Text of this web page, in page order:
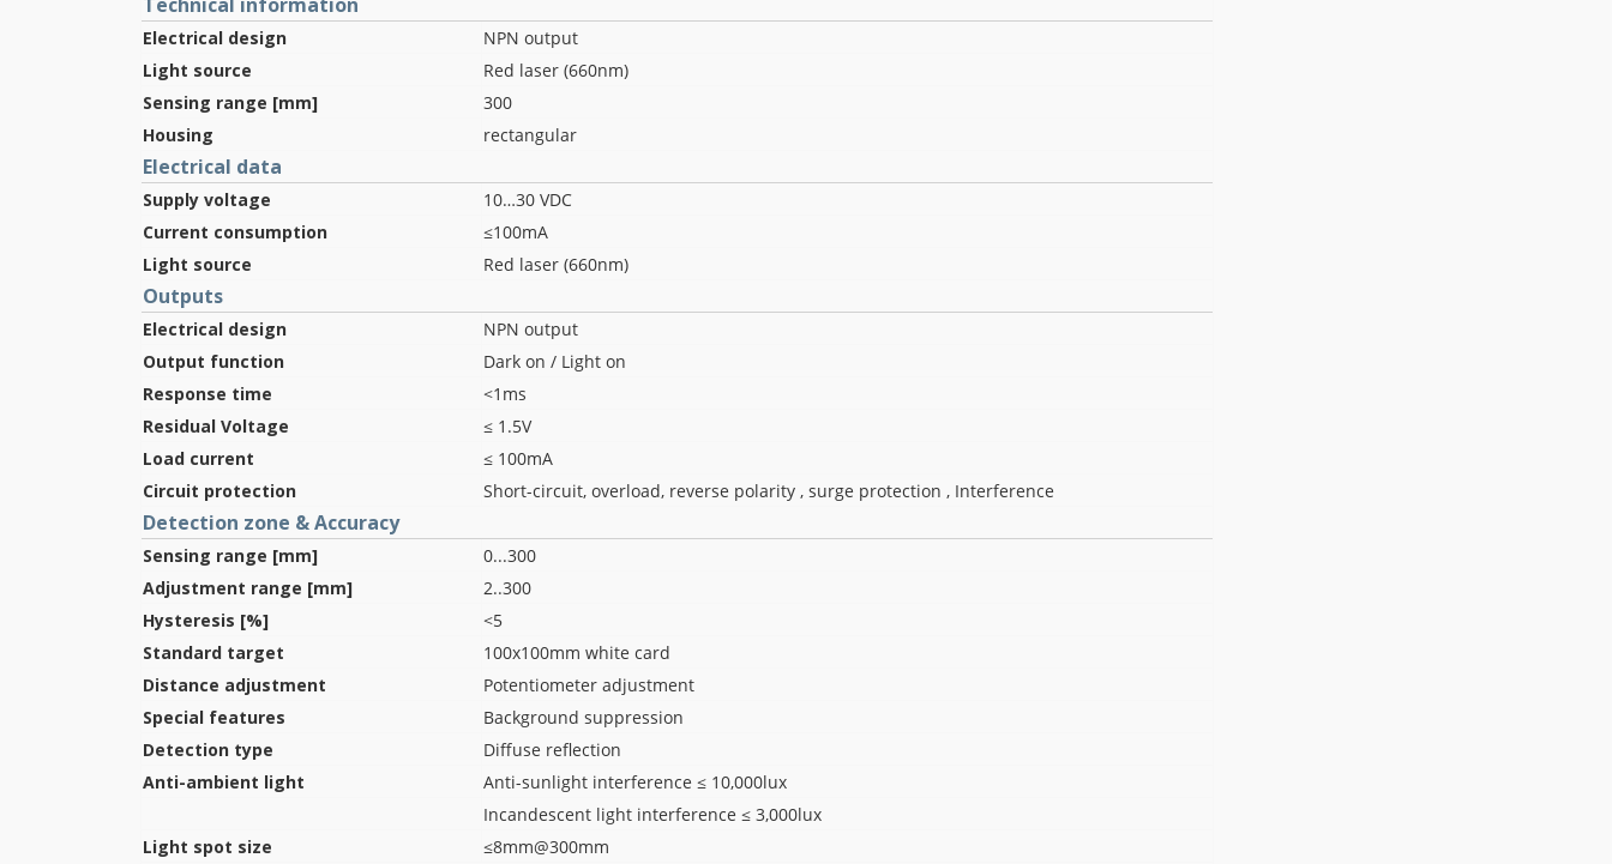
Electrical design
NPN output
Light source
Red laser (660nm)
Sensing range [mm]
300
Housing
rectangular
Electrical data
Supply voltage
10…30 VDC
Current consumption
≤100mA
Light source
Red laser (660nm)
Outputs
Electrical design
NPN output
Output function
Dark on / Light on
Response time
<1ms
Residual Voltage
≤ 1.5V
Load current
≤ 100mA
Circuit protection
Short-circuit, overload, reverse polarity , surge protection , Interference
Detection zone & Accuracy
Sensing range [mm]
0...300
Adjustment range [mm]
2..300
Hysteresis [%]
<5
Standard target
100x100mm white card
Distance adjustment
Potentiometer adjustment
Special features
Background suppression
Detection type
Diffuse reflection
Anti-ambient light
Anti-sunlight interference ≤ 10,000lux
Incandescent light interference ≤ 3,000lux
Light spot size
≤8mm@300mm